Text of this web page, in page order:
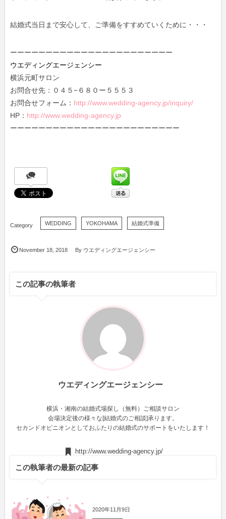
結婚式当日まで安心して、ご準備をすすめていくために・・・
ーーーーーーーーーーーーーーーーーーーーーーー
ウエディングエージェンシー
横浜元町サロン
お問合せ先：０４５−６８０ー５５５３
お問合せフォーム： http://www.wedding-agency.jp/inquiry/
HP： http://www.wedding-agency.jp
ーーーーーーーーーーーーーーーーーーーーーーーー
WEDDING YOKOHAMA 結婚式準備
November 18 ,2018 By ウエディングエージェンシー
この記事の執筆者
ウエディングエージェンシー
横浜・湘南の結婚式場探し（無料）ご相談サロン
会場決定後の様々な[結婚式のご相談]承ります。
セカンドオピニオンとしておふたりの結婚式のサポートをいたします！
http://www.wedding-agency.jp/
この執筆者の最新の記事
2020年11月9日